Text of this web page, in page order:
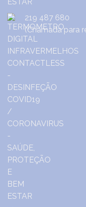
219 487 680
(Chamada para